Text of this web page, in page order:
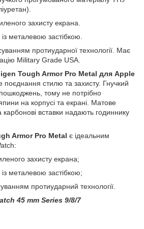
захисту екрана.
металевою застібкою.
протиударної технології. Має
Military Grade USA.
Tough Armor Pro Metal для Apple
поєднання стилю та захисту. Гнучкий
тому не потрібно
на корпусі та екрані. Матове
вставки надають годиннику
Armor Pro Metal є ідеальним
захисту екрана;
металевою застібкою;
протиударний технології.
45 mm Series 9/8/7